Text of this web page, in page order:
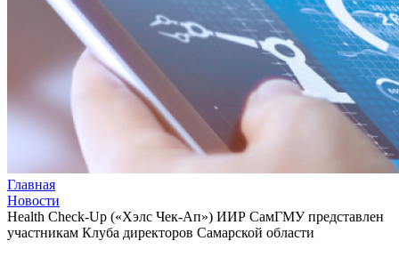
Главная
Новости
Health Check-Up («Хэлс Чек-Ап») ИИР СамГМУ представлен
участникам Клуба директоров Самарской области